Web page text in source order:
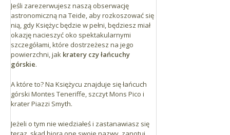
Jeśli zarezerwujesz naszą obserwację
astronomiczną na Teide, aby rozkoszować się
nią, gdy Księżyc będzie w pełni, będziesz miał
okazję nacieszyć oko spektakularnymi
szczegółami, które dostrzeżesz na jego
powierzchni, jak kratery czy łańcuchy
górskie.
A które to? Na Księżycu znajduje się łańcuch
górski Montes Teneriffe, szczyt Mons Pico i
krater Piazzi Smyth.
Jeżeli o tym nie wiedziałeś i zastanawiasz się